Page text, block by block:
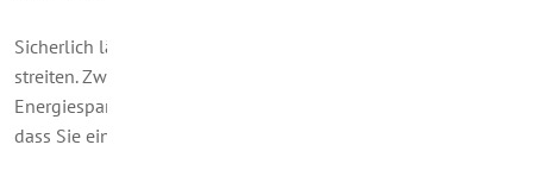
Sicherlich lässt sich über die Sinnhaftigkeit solcher Listen
streiten. Zweifellos steckt aber in jedem einzelnen Tipp
Energiesparpotential. Übrigens: Wir sind davon überzeugt,
dass Sie einige der hier genannten Tipps längst beherzigen!